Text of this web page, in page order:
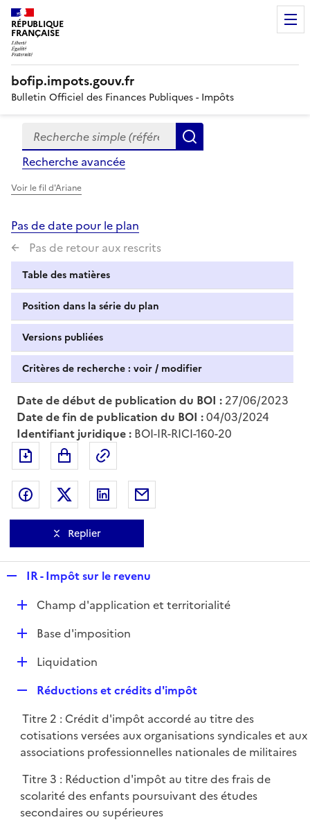
RÉPUBLIQUE
FRANÇAISE
bofip.impots.gouv.fr
Bulletin Officiel des Finances Publiques - Impôts
Formulaire
de
recherche
Recherche simple (références, mots clés, partie du
Recherche avancée
Voir le fil d'Ariane
Pas de date pour le plan
Pas de retour aux rescrits
Table des matières
Position dans la série du plan
Versions publiées
Critères de recherche : voir / modifier
Date de début de publication du BOI : 27/06/2023
Date de fin de publication du BOI :04/03/2024
Identifiant juridique : BOI-IR-RICI-160-20
Exporter le document au format pdf
Partager sur Facebook
Partager sur Twitter
Partager sur LinkedIn
Replier
p
l
i
e
IR - Impôt sur le revenu
DChamp d'application et territorialité
D
e
r
Base d'imposition
D
l
i
e
r
Liquidation
p
l
i
e
Réductions et crédits d'impôt
Titre 2 : Crédit d'impôt accordé au titre des
cotisations versées aux organisations syndicales et aux
associations professionnelles nationales de militaires
Titre 3 : Réduction d'impôt au titre des frais de
scolarité des enfants poursuivant des études
secondaires ou supérieures